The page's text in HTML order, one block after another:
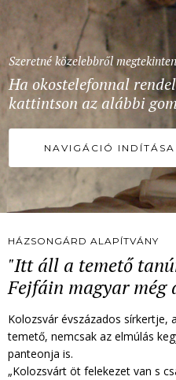
Szeretné közelebbről
Ha okostelefonnal
kattintson az alábbi
NAVIGÁCIÓ INDÍTÁSA
HÁZSONGÁRD ALAPÍTVÁNY
"Itt áll a temető
Fejfáin magyar még
Kolozsvár évszázados sírkertje,
temető, nemcsak az elmúlás
panteonja is.
„Kolozsvárt öt felekezet van s